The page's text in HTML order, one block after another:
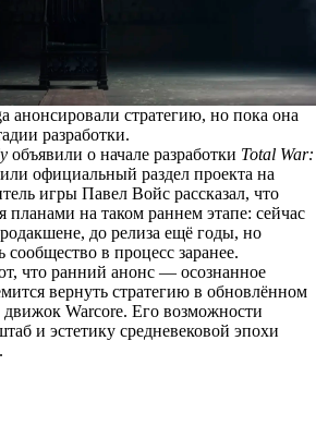
анонсировали стратегию, но пока она
разработки.
объявили о начале разработки Total War:
официальный раздел проекта на
игры Павел Войс рассказал, что
планами на таком раннем этапе: сейчас
до релиза ещё годы, но
сообщество в процесс заранее.
что ранний анонс — осознанное
вернуть стратегию в обновлённом
Warcore. Его возможности
и эстетику средневековой эпохи